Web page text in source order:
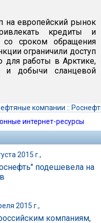
на европейский рынок
кредиты и
сроком обращения
ограничили доступ
для работы в Арктике,
и добычи сланцевой
компании ::
интернет-ресурсы
2015 г.,
подешевела на
2015 г.,
компаниям,